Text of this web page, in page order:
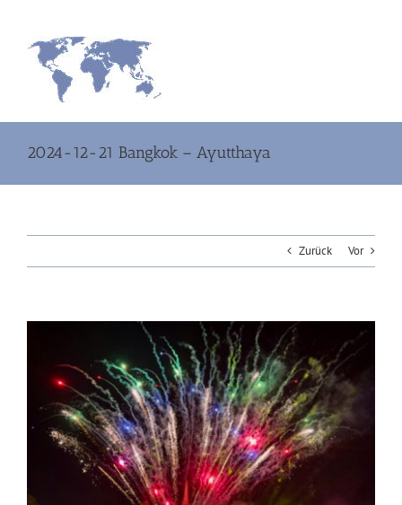
springen
2024-12-21 Bangkok – Ayutthaya
Zurück Vor